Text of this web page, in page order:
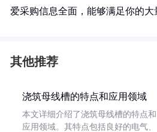
爱采购信息全面，能够满足你的大
其他推荐
浇筑母线槽的特点和应用领域
本文详细介绍了浇筑母线槽的特点和
应用领域。其特点包括良好的电气、